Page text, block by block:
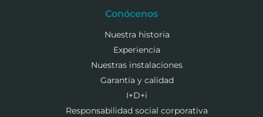
Conócenos
Nuestra historia
Experiencia
Nuestras instalaciones
Garantía y calidad
I+D+i
Responsabilidad social corporativa